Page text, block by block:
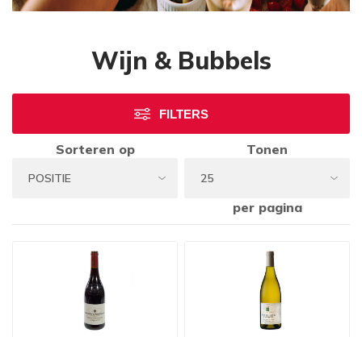
Wijn & Bubbels
FILTERS
Sorteren op Tonen
per pagina